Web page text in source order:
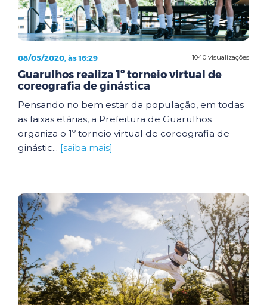
1040 visualizações
08/05/2020, às 16:29
Guarulhos realiza 1º torneio virtual de
coreografia de ginástica
Pensando no bem estar da população, em todas
as faixas etárias, a Prefeitura de Guarulhos
organiza o 1º torneio virtual de coreografia de
ginástic... [saiba mais]